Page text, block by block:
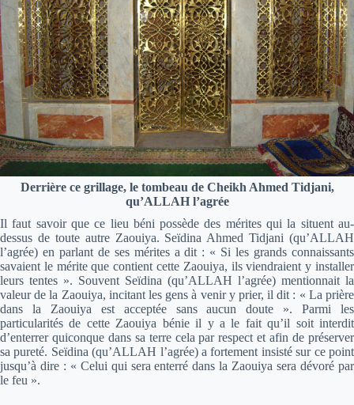
Derrière ce grillage, le tombeau de Cheikh Ahmed Tidjani,
qu’ALLAH l’agrée
Il faut savoir que ce lieu béni possède des mérites qui la situent au-
dessus de toute autre Zaouiya. Seïdina Ahmed Tidjani (qu’ALLAH
l’agrée) en parlant de ses mérites a dit : « Si les grands connaissants
savaient le mérite que contient cette Zaouiya, ils viendraient y installer
leurs tentes ». Souvent Seïdina (qu’ALLAH l’agrée) mentionnait la
valeur de la Zaouiya, incitant les gens à venir y prier, il dit : « La prière
dans la Zaouiya est acceptée sans aucun doute ». Parmi les
particularités de cette Zaouiya bénie il y a le fait qu’il soit interdit
d’enterrer quiconque dans sa terre cela par respect et afin de préserver
sa pureté. Seïdina (qu’ALLAH l’agrée) a fortement insisté sur ce point
jusqu’à dire : « Celui qui sera enterré dans la Zaouiya sera dévoré par
le feu ».